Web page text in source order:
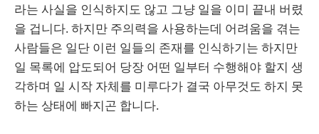
라는 사실을 인식하지도 않고 그냥 일을 이미 끝내 버렸
을 겁니다. 하지만 주의력을 사용하는데 어려움을 겪는
사람들은 일단 이런 일들의 존재를 인식하기는 하지만
일 목록에 압도되어 당장 어떤 일부터 수행해야 할지 생
각하며 일 시작 자체를 미루다가 결국 아무것도 하지 못
하는 상태에 빠지곤 합니다.